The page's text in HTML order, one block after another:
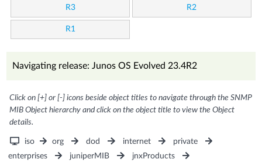
R3 R2
R1
Navigating release: Junos OS Evolved 23.4R2
Click on [+] or [-] icons beside object titles to navigate through the SNMP
MIB Object hierarchy and click on the object title to view the Object
details.
iso org dod internet
private
enterprises
juniperMIB
jnxProducts